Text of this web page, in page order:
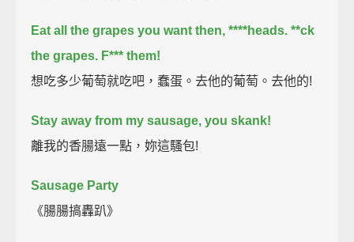
Eat all the grapes you want then, ****heads. **ck
the grapes. F*** them!
想吃多少葡萄就吃吧，蠢蛋。去他的葡萄。去他的!
Stay away from my sausage, you skank!
離我的香腸遠一點，妳這騷包!
Sausage Party
《腸腸搞轟趴》